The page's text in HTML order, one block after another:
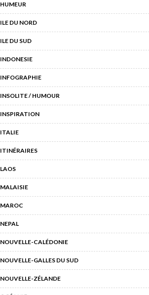
HUMEUR
ILE DU NORD
ILE DU SUD
INDONESIE
INFOGRAPHIE
INSOLITE / HUMOUR
INSPIRATION
ITALIE
ITINÉRAIRES
LAOS
MALAISIE
MAROC
NEPAL
NOUVELLE-CALÉDONIE
NOUVELLE-GALLES DU SUD
NOUVELLE-ZÉLANDE